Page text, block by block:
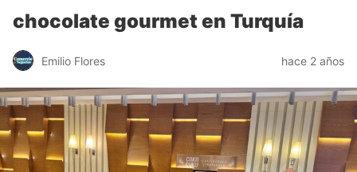
chocolate gourmet en Turquía
Emilio Flores hace 2 años